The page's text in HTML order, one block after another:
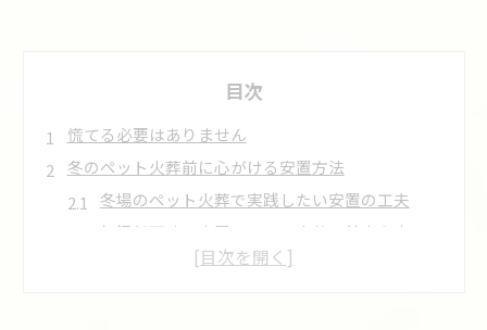
目次
慌てる必要はありません
冬のペット火葬前に心がける安置方法
冬場のペット火葬で実践したい安置の工夫
気温低下時の安置はペット火葬の基本を守る
腸を中心に冷やす冬のペット火葬安置方法